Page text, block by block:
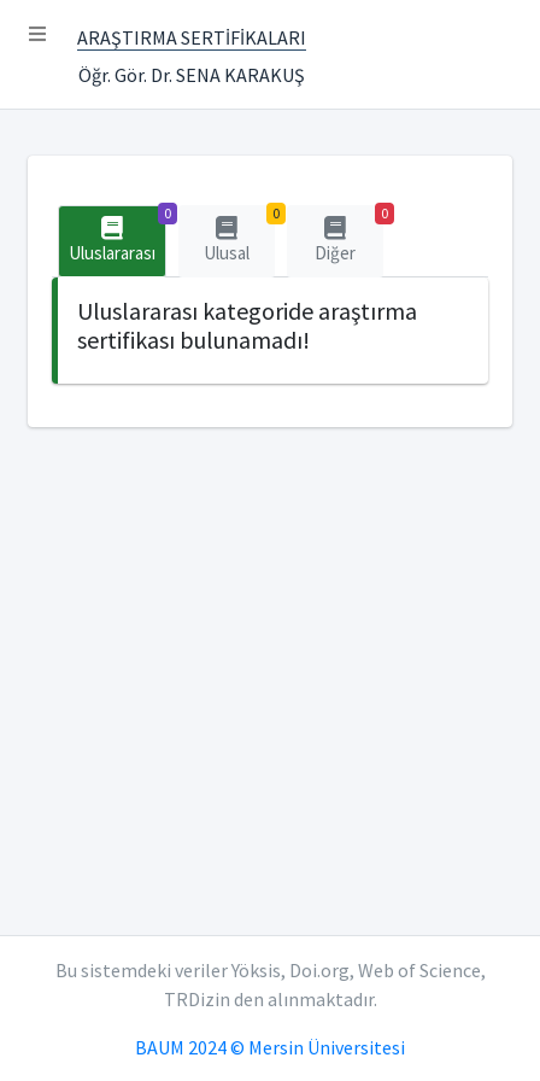
ARAŞTIRMA SERTİFİKALARI
Öğr. Gör. Dr. SENA KARAKUŞ
0
Uluslararası
0
Ulusal
0
Diğer
Uluslararası kategoride araştırma
sertifikası bulunamadı!
Bu sistemdeki veriler Yöksis, Doi.org, Web of Science,
TRDizin den alınmaktadır.
BAUM 2024 © Mersin Üniversitesi